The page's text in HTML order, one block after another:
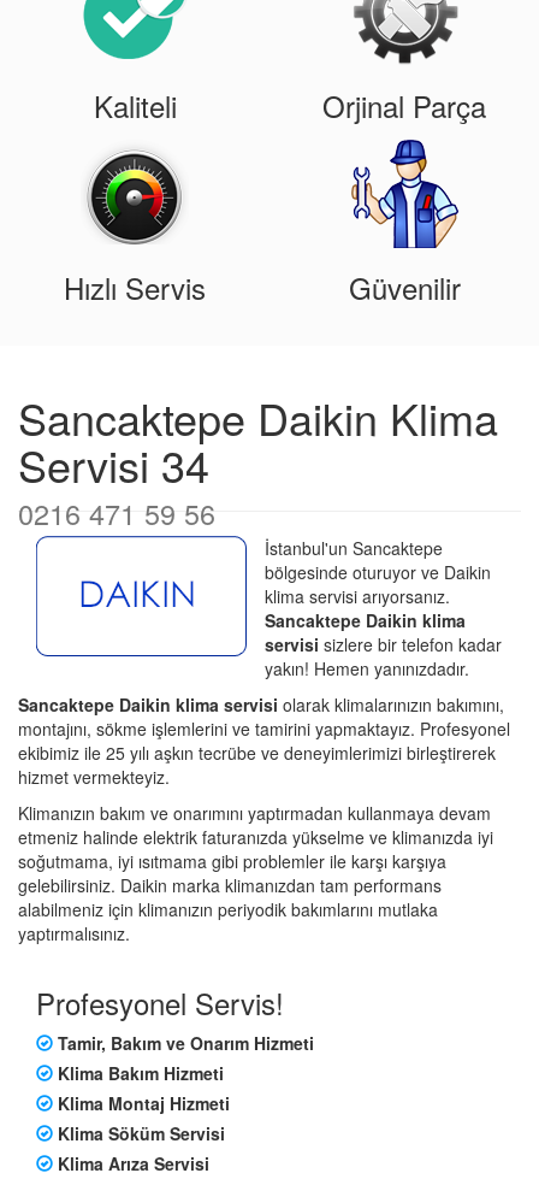
Kaliteli Orjinal Parça
Hızlı Servis Güvenilir
Sancaktepe Daikin Klima
Servisi 34
0216 471 59 56
İstanbul'un Sancaktepe
bölgesinde oturuyor ve Daikin
klima servisi arıyorsanız.
Sancaktepe Daikin klima
servisi sizlere bir telefon kadar
yakın! Hemen yanınızdadır.
Sancaktepe Daikin klima servisi olarak klimalarınızın bakımını,
montajını, sökme işlemlerini ve tamirini yapmaktayız. Profesyonel
ekibimiz ile 25 yılı aşkın tecrübe ve deneyimlerimizi birleştirerek
hizmet vermekteyiz.
Klimanızın bakım ve onarımını yaptırmadan kullanmaya devam
etmeniz halinde elektrik faturanızda yükselme ve klimanızda iyi
soğutmama, iyi ısıtmama gibi problemler ile karşı karşıya
gelebilirsiniz. Daikin marka klimanızdan tam performans
alabilmeniz için klimanızın periyodik bakımlarını mutlaka
yaptırmalısınız.
Profesyonel Servis!
Tamir, Bakım ve Onarım Hizmeti
Klima Bakım Hizmeti
Klima Montaj Hizmeti
Klima Söküm Servisi
Klima Arıza Servisi